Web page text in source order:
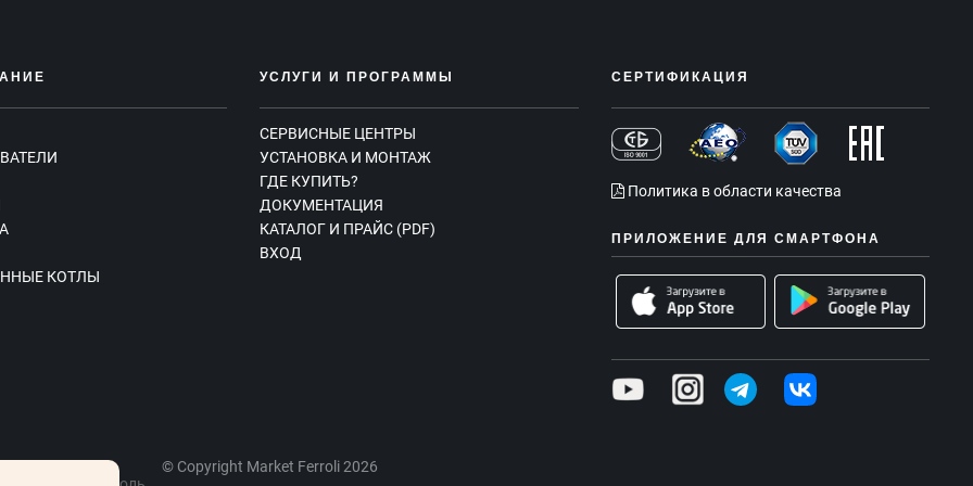
КОТЛЫ
УСЛУГИ И ПРОГРАММЫ
СЕРВИСНЫЕ ЦЕНТРЫ
УСТАНОВКА И МОНТАЖ
ГДЕ КУПИТЬ?
ДОКУМЕНТАЦИЯ
КАТАЛОГ И ПРАЙС (PDF)
ВХОД
СЕРТИФИКАЦИЯ
Политика в области качества
ПРИЛОЖЕНИЕ ДЛЯ СМАРТФОНА
© Copyright Market Ferroli 2026